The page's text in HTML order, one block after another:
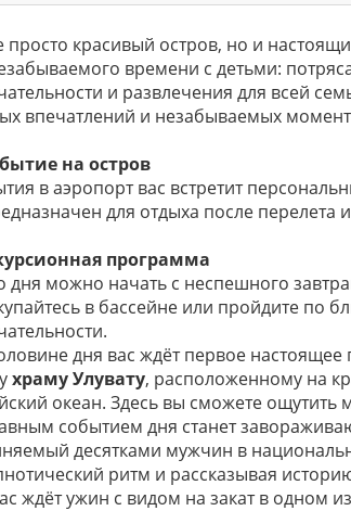
просто красивый остров, но и
времени с детьми:
и развлечения для всей
впечатлений и незабываемых
на остров
в аэропорт вас встретит
для отдыха после
программа
дня можно начать с неспешного
в бассейне или пройдите по
дня вас ждёт первое настоящее
храму Улувату, расположенному на
океан. Здесь вы сможете
событием дня станет
десятками мужчин в
ритм и рассказывая
ждёт ужин с видом на закат в одном